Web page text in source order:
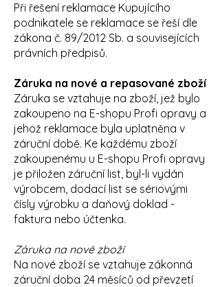
Při řešení reklamace Kupujícího
podnikatele se reklamace se řeší dle
zákona č. 89/2012 Sb. a souvisejících
právních předpisů.
Záruka na nové a repasované zboží
Záruka se vztahuje na zboží, jež bylo
zakoupeno na E-shopu Profi opravy a
jehož reklamace byla uplatněna v
záruční době. Ke každému zboží
zakoupenému u E-shopu Profi opravy
je přiložen záruční list, byl-li vydán
výrobcem, dodací list se sériovými
čísly výrobku a daňový doklad -
faktura nebo účtenka.
Záruka na nové zboží
Na nové zboží se vztahuje zákonná
záruční doba 24 měsíců od převzetí